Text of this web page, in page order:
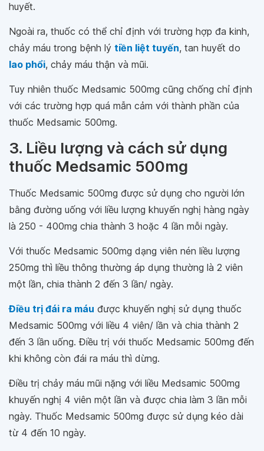
huyết.
Ngoài ra, thuốc có thể chỉ định với trường hợp đa kinh,
chảy máu trong bệnh lý tiền liệt tuyến, tan huyết do
lao phổi, chảy máu thận và mũi.
Tuy nhiên thuốc Medsamic 500mg cũng chống chỉ định
với các trường hợp quá mẫn cảm với thành phần của
thuốc Medsamic 500mg.
3. Liều lượng và cách sử dụng
thuốc Medsamic 500mg
Thuốc Medsamic 500mg được sử dụng cho người lớn
bằng đường uống với liều lượng khuyến nghị hàng ngày
là 250 - 400mg chia thành 3 hoặc 4 lần mỗi ngày.
Với thuốc Medsamic 500mg dạng viên nén liều lượng
250mg thì liều thông thường áp dụng thường là 2 viên
một lần, chia thành 2 đến 3 lần/ ngày.
Điều trị đái ra máu được khuyến nghị sử dụng thuốc
Medsamic 500mg với liều 4 viên/ lần và chia thành 2
đến 3 lần uống. Điều trị với thuốc Medsamic 500mg đến
khi không còn đái ra máu thì dừng.
Điều trị chảy máu mũi nặng với liều Medsamic 500mg
khuyến nghị 4 viên một lần và được chia làm 3 lần mỗi
ngày. Thuốc Medsamic 500mg được sử dụng kéo dài
từ 4 đến 10 ngày.